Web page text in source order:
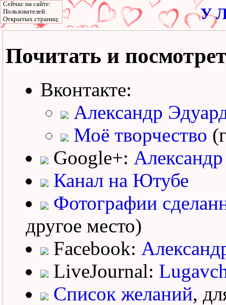
У
Почитать и
Вконтакте:
Александр
Моё творчество
Google+:
Канал на Ютубе
Фотографии
другое место)
Facebook:
LiveJournal:
Список желаний,
Сейчас на сайте:
Пользователей:
Открытых страниц: